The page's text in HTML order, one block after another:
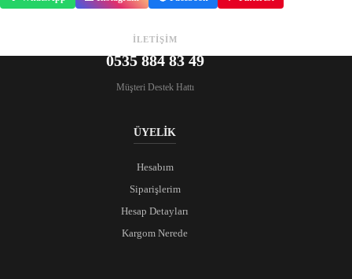
İLETİŞİM
0535 884 83 49
Müşteri Destek Hattı
ÜYELİK
Hesabım
Siparişlerim
Hesap Detayları
Kargom Nerede